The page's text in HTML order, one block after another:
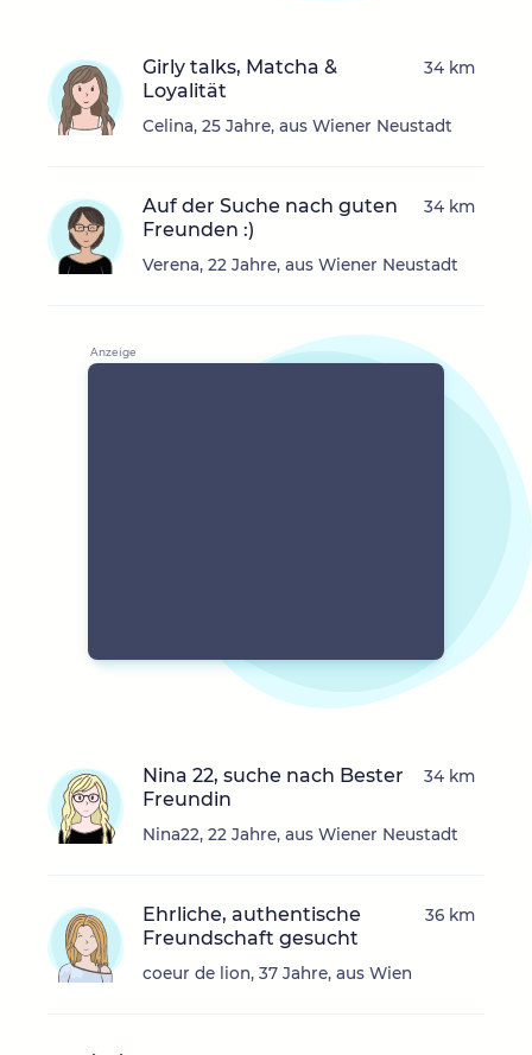
Girly talks, Matcha &
Loyalität
Celina, 25 Jahre, aus Wiener Neustadt
34 km
Auf der Suche nach guten
Freunden :)
Verena, 22 Jahre, aus Wiener Neustadt
34 km
Nina 22, suche nach Bester
Freundin
Nina22, 22 Jahre, aus Wiener Neustadt
34 km
Ehrliche, authentische
Freundschaft gesucht
coeur de lion, 37 Jahre, aus Wien
36 km